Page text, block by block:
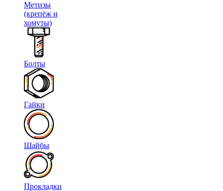
Метизы
(крепёж и
хомуты)
Болты
Гайки
Шайбы
Прокладки